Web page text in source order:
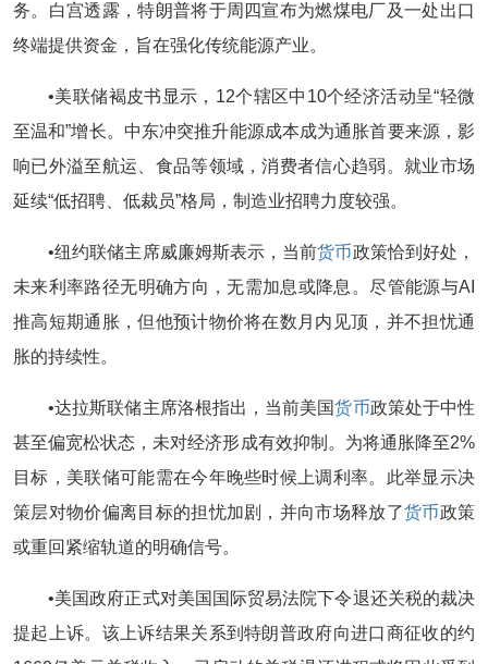
务。白宫透露，特朗普将于周四宣布为燃煤电厂及一处出口
终端提供资金，旨在强化传统能源产业。
•美联储褐皮书显示，12个辖区中10个经济活动呈“轻微
至温和”增长。中东冲突推升能源成本成为通胀首要来源，影
响已外溢至航运、食品等领域，消费者信心趋弱。就业市场
延续“低招聘、低裁员”格局，制造业招聘力度较强。
•纽约联储主席威廉姆斯表示，当前货币政策恰到好处，
未来利率路径无明确方向，无需加息或降息。尽管能源与AI
推高短期通胀，但他预计物价将在数月内见顶，并不担忧通
胀的持续性。
•达拉斯联储主席洛根指出，当前美国货币政策处于中性
甚至偏宽松状态，未对经济形成有效抑制。为将通胀降至2%
目标，美联储可能需在今年晚些时候上调利率。此举显示决
策层对物价偏离目标的担忧加剧，并向市场释放了货币政策
或重回紧缩轨道的明确信号。
•美国政府正式对美国国际贸易法院下令退还关税的裁决
提起上诉。该上诉结果关系到特朗普政府向进口商征收的约